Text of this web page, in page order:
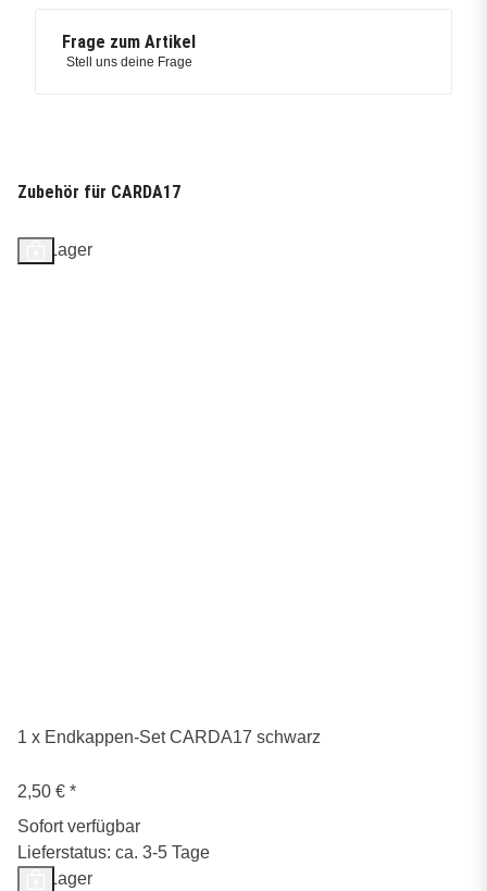
Frage zum Artikel
Stell uns deine Frage
Zubehör für CARDA17
Auf Lager
1 x Endkappen-Set CARDA17 schwarz
2,50 € *
Sofort verfügbar
Lieferstatus: ca. 3-5 Tage
Auf Lager